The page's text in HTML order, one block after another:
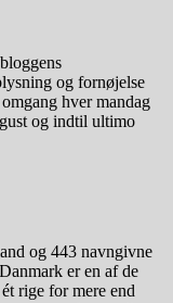
og fornøjelse
hver mandag
og indtil ultimo
og 443 navngivne
er en af de
rige for mere end